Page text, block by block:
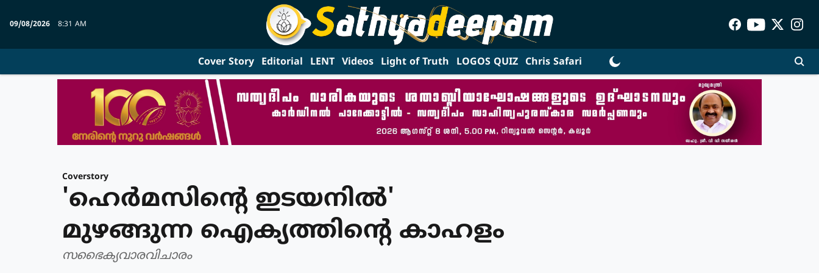
09/08/2026 8:31 AM
Cover Story Editorial LENT Videos Light of Truth LOGOS QUIZ Chris Safari
Coverstory
'ഹെര്‍മസിന്റെ ഇടയനില്‍'
മുഴങ്ങുന്ന ഐക്യത്തിന്റെ കാഹളം
സഭൈക്യവാരവിചാരം